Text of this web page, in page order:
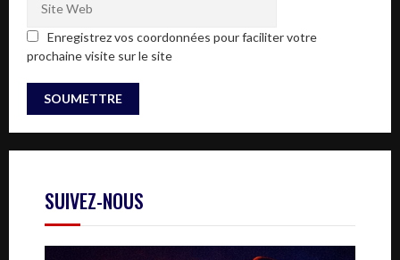
Enregistrez vos coordonnées pour faciliter votre
prochaine visite sur le site
SUIVEZ-NOUS